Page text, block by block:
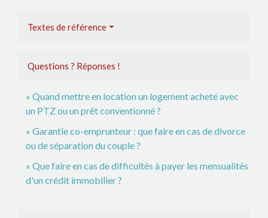
Textes de référence
Questions ? Réponses !
Quand mettre en location un logement acheté avec
un PTZ ou un prêt conventionné ?
Garantie co-emprunteur : que faire en cas de divorce
ou de séparation du couple ?
Que faire en cas de difficultés à payer les mensualités
d'un crédit immobilier ?